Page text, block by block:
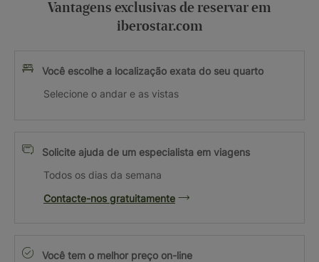
Vantagens exclusivas de reservar em
iberostar.com
Você escolhe a localização exata do seu quarto
Selecione o andar e as vistas
Solicite ajuda de um especialista em viagens
Todos os dias da semana
Contacte-nos gratuitamente
Você tem o melhor preço on-line